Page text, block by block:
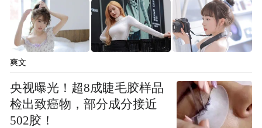
“特别声明：以上作品内容(包括在内的视频、图片或音
频)为凤凰网旗下自媒体平台“大风号”用户上传并发
布，本平台仅提供信息存储空间服务。
Notice: The content above (including the videos,
pictures and audios if any) is uploaded and posted
by the user of Dafeng Hao, which is a social media
platform and merely provides information storage
space services.”
爽文
央视曝光！超8成睫毛胶样品
检出致癌物，部分成分接近
502胶！